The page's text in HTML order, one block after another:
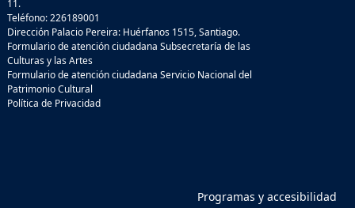
11.
Teléfono: 226189001
Dirección Palacio Pereira: Huérfanos 1515, Santiago.
Formulario de atención ciudadana Subsecretaría de las
Culturas y las Artes
Formulario de atención ciudadana Servicio Nacional del
Patrimonio Cultural
Política de Privacidad
Programas y accesibilidad